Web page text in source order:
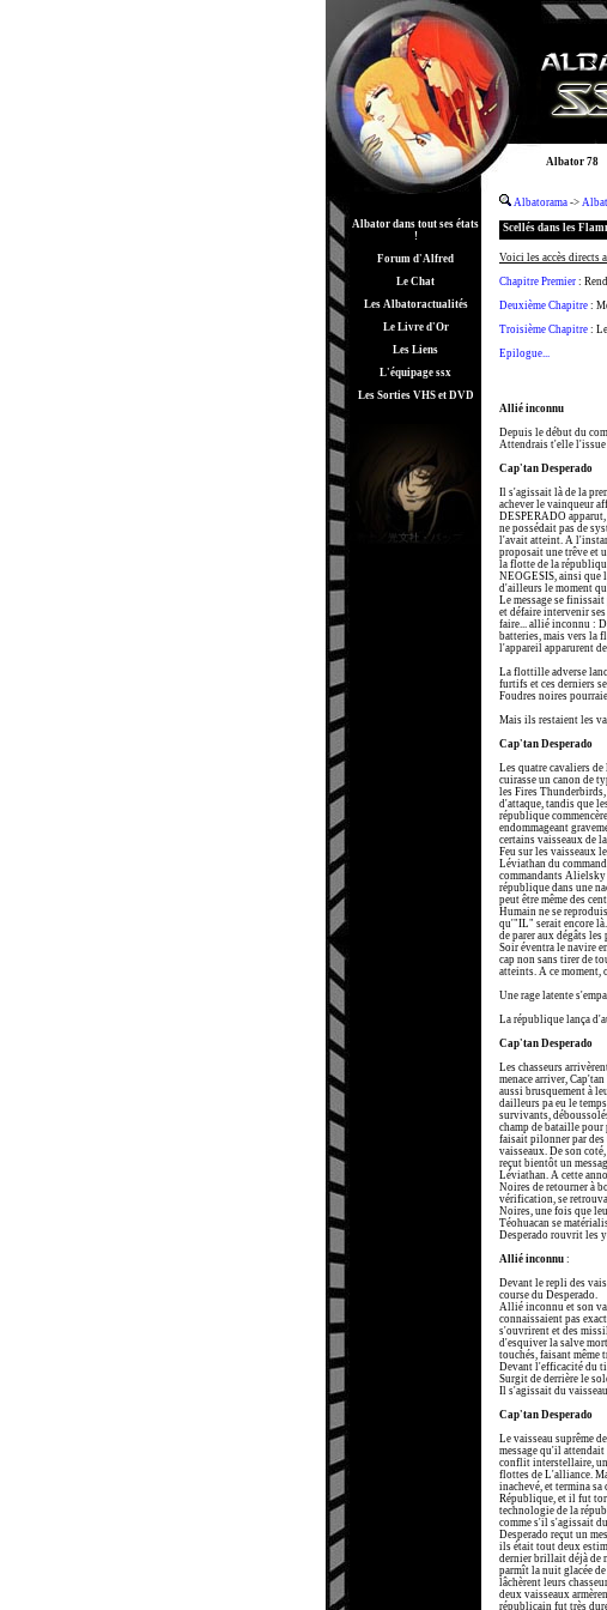
Albator 78
Albator dans tout ses états
!
Forum d'Alfred
Le Chat
Les Albatoractualités
Le Livre d'Or
Les Liens
L'équipage ssx
Les Sorties VHS et DVD
Albatorama ->
Scellés dans les
Voici les accès directs
Chapitre Premier :
Deuxième Chapitre :
Troisième Chapitre :
Epilogue...
Allié inconnu
Depuis le début du
Attendrais t'elle l'issue
Cap'tan Desperado
Il s'agissait là de la
achever le vainqueur
DESPERADO
ne possédait pas de
l'avait atteint. A
proposait une trêve et
la flotte de la
NEOGESIS, ainsi que
d'ailleurs le moment
Le message se
et défaire intervenir
faire... allié inconnu :
batteries, mais vers la
l'appareil apparurent
La flottille adverse
furtifs et ces derniers
Foudres noires
Mais ils restaient les
Cap'tan Desperado
Les quatre cavaliers
cuirasse un canon de
les Fires
d'attaque, tandis que
république
endommageant
certains vaisseaux de
Feu sur les vaisseaux
Léviathan du
commandants Alielsky
république dans une
peut être même des
Humain ne se
qu'"IL" serait encore
de parer aux dégâts
Soir éventra le navire
cap non sans tirer de
atteints. A ce moment,
Une rage latente
La république lança
Cap'tan Desperado
Les chasseurs
menace arriver,
aussi brusquement à
dailleurs pa eu le
survivants,
champ de bataille pour
faisait pilonner par des
vaisseaux. De son
reçut bientôt un
Léviathan. A cette
Noires de retourner à
vérification, se
Noires, une fois que
Téohuacan se
Desperado rouvrit les
Allié inconnu :
Devant le repli des
course du Desperado.
Allié inconnu et son
connaissaient pas
s'ouvrirent et des
d'esquiver la salve
touchés, faisant même
Devant l'efficacité du
Surgit de derrière le
Il s'agissait du
Cap'tan Desperado
Le vaisseau suprême
message qu'il
conflit interstellaire,
flottes de L'alliance.
inachevé, et termina
République, et il fut
technologie de la
comme s'il s'agissait
Desperado reçut un
ils était tout deux
dernier brillait déjà de
parmît la nuit glacée
lâchèrent leurs
deux vaisseaux
républicain fut très